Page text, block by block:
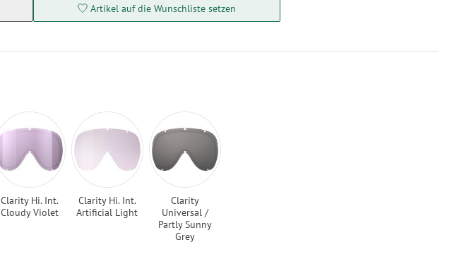
Artikel auf die Wunschliste setzen
Clarity Hi. Int.
Cloudy Violet
Clarity Hi. Int.
Artificial Light
Clarity
Universal /
Partly Sunny
Grey